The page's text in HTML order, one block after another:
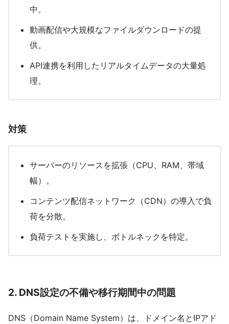
中。
動画配信や大規模なファイルダウンロードの提
供。
API連携を利用したリアルタイムデータの大量処
理。
対策
サーバーのリソースを拡張（CPU、RAM、帯域
幅）。
コンテンツ配信ネットワーク（CDN）の導入で負
荷を分散。
負荷テストを実施し、ボトルネックを特定。
2. DNS設定の不備や移行期間中の問題
DNS（Domain Name System）は、ドメイン名とIPアド